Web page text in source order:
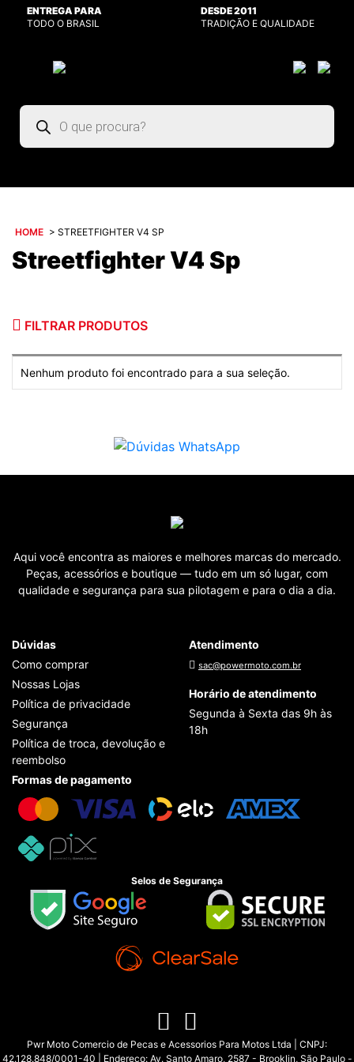
ENTREGA PARA
TODO O BRASIL
DESDE 2011
TRADIÇÃO E QUALIDADE
Pesquisar
produtos
HOME > STREETFIGHTER V4 SP
Streetfighter V4 Sp
FILTRAR PRODUTOS
Nenhum produto foi encontrado para a sua seleção.
Aqui você encontra as maiores e melhores marcas do mercado.
Peças, acessórios e boutique — tudo em um só lugar, com
qualidade e segurança para sua pilotagem e para o dia a dia.
Dúvidas
Como comprar
Nossas Lojas
Política de privacidade
Segurança
Política de troca, devolução e
reembolso
Atendimento
sac@powermoto.com.br
Horário de atendimento
Segunda à Sexta das 9h às
18h
Formas de pagamento
Selos de Segurança
Pwr Moto Comercio de Pecas e Acessorios Para Motos Ltda | CNPJ:
42.128.848/0001-40 | Endereço: Av. Santo Amaro, 2587 - Brooklin, São Paulo -